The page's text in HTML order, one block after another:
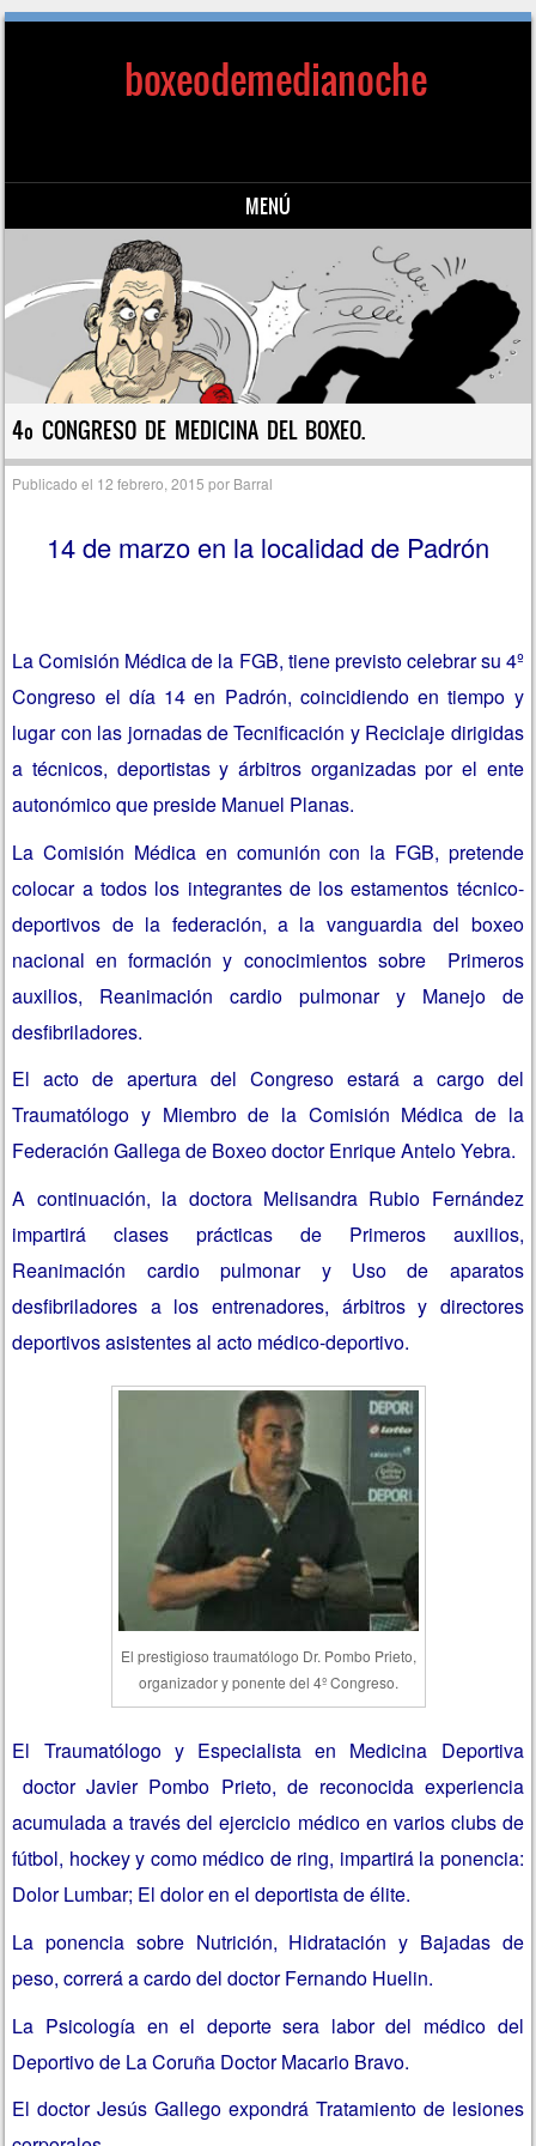
boxeodemedianoche
MENÚ
Saltar al contenido
4º CONGRESO DE MEDICINA DEL BOXEO.
Publicado el 12 febrero, 2015 por Barral
14 de marzo en la localidad de Padrón
La Comisión Médica de la FGB, tiene previsto celebrar su 4º
Congreso el día 14 en Padrón, coincidiendo en tiempo y
lugar con las jornadas de Tecnificación y Reciclaje dirigidas
a técnicos, deportistas y árbitros organizadas por el ente
autonómico que preside Manuel Planas.
La Comisión Médica en comunión con la FGB, pretende
colocar a todos los integrantes de los estamentos técnico-
deportivos de la federación, a la vanguardia del boxeo
nacional en formación y conocimientos sobre Primeros
auxilios, Reanimación cardio pulmonar y Manejo de
desfibriladores.
El acto de apertura del Congreso estará a cargo del
Traumatólogo y Miembro de la Comisión Médica de la
Federación Gallega de Boxeo doctor Enrique Antelo Yebra.
A continuación, la doctora Melisandra Rubio Fernández
impartirá clases prácticas de Primeros auxilios,
Reanimación cardio pulmonar y Uso de aparatos
desfibriladores a los entrenadores, árbitros y directores
deportivos asistentes al acto médico-deportivo.
El prestigioso traumatólogo Dr. Pombo Prieto,
organizador y ponente del 4º Congreso.
El Traumatólogo y Especialista en Medicina Deportiva
doctor Javier Pombo Prieto, de reconocida experiencia
acumulada a través del ejercicio médico en varios clubs de
fútbol, hockey y como médico de ring, impartirá la ponencia:
Dolor Lumbar; El dolor en el deportista de élite.
La ponencia sobre Nutrición, Hidratación y Bajadas de
peso, correrá a cardo del doctor Fernando Huelin.
La Psicología en el deporte sera labor del médico del
Deportivo de La Coruña Doctor Macario Bravo.
El doctor Jesús Gallego expondrá Tratamiento de lesiones